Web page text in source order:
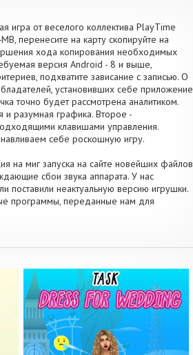
игра от веселого коллектива PlayTime
перенесите на карту скопируйте на
хода копирования необходимых
версия Android - 8 и выше,
подхватите зависание с записью. О
установивших себе приложение
точно будет рассмотрена аналитиком.
разумная графика. Второе -
клавишами управления.
себе роскошную игру.
на миг запуска на сайте новейших файлов
сбои звука аппарата. У нас
поставили неактуальную версию игрушки.
программы, переданные нам для